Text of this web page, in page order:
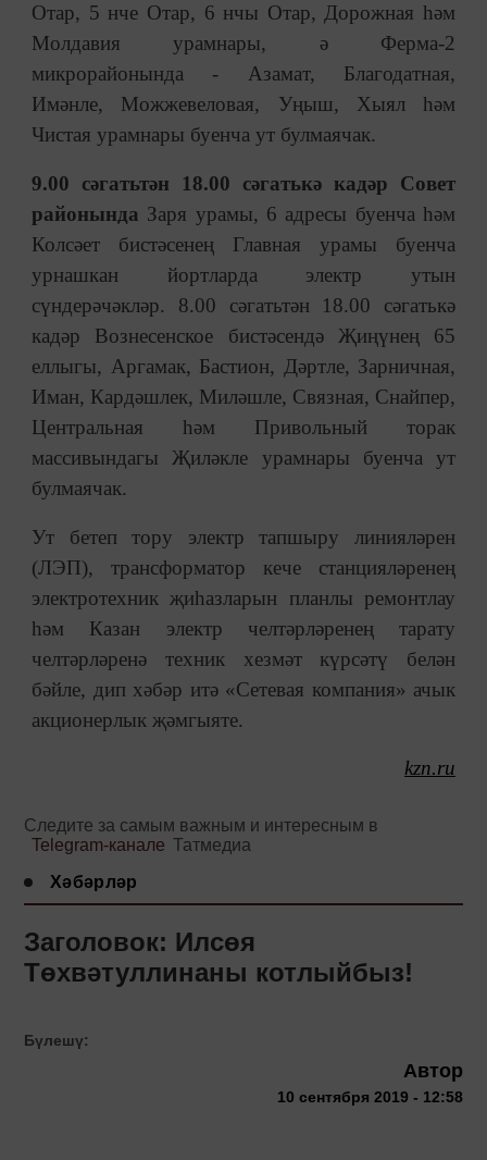
Отар, 5 нче Отар, 6 нчы Отар, Дорожная һәм
Молдавия урамнары, ә Ферма-2
микрорайонында - Азамат, Благодатная,
Имәнле, Можжевеловая, Уңыш, Хыял һәм
Чистая урамнары буенча ут булмаячак.
9.00 сәгатьтән 18.00 сәгатькә кадәр Совет
районында Заря урамы, 6 адресы буенча һәм
Колсәет бистәсенең Главная урамы буенча
урнашкан йортларда электр утын
сүндерәчәкләр. 8.00 сәгатьтән 18.00 сәгатькә
кадәр Вознесенское бистәсендә Җиңүнең 65
еллыгы, Аргамак, Бастион, Дәртле, Зарничная,
Иман, Кардәшлек, Миләшле, Связная, Снайпер,
Центральная һәм Привольный торак
массивындагы Җиләкле урамнары буенча ут
булмаячак.
Ут бетеп тору электр тапшыру линияләрен
(ЛЭП), трансформатор кече станцияләренең
электротехник җиһазларын планлы ремонтлау
һәм Казан электр челтәрләренең тарату
челтәрләренә техник хезмәт күрсәтү белән
бәйле, дип хәбәр итә «Сетевая компания» ачык
акционерлык җәмгыяте.
kzn.ru
Следите за самым важным и интересным в
Telegram-канале Татмедиа
Хәбәрләр
Заголовок: Илсөя
Төхвәтуллинаны котлыйбыз!
Бүлешү:
Автор
10 сентября 2019 - 12:58